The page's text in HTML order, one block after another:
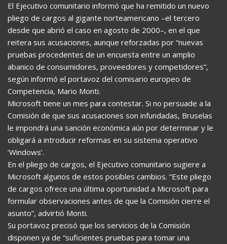
El Ejecutivo comunitario informó que ha remitido un nuevo
pliego de cargos al gigante norteamericano –el tercero
desde que abrió el caso en agosto de 2000–, en el que
reitera sus acusaciones, aunque reforzadas por “nuevas
pruebas procedentes de un encuesta entre un amplio
abanico de consumidores, proveedores y competidores”,
según informó el portavoz del comisario europeo de
Competencia, Mario Monti.
Microsoft tiene un mes para contestar. Si no persuade a la
Comisión de que sus acusaciones son infundadas, Bruselas
le impondrá una sanción económica aún por determinar y le
obligará a introducir reformas en su sistema operativo
‘Windows’.
En el pliego de cargos, el Ejecutivo comunitario sugiere a
Microsoft algunos de estos posibles cambios. “Este pliego
de cargos ofrece una última oportunidad a Microsoft para
formular observaciones antes de que la Comisión cierre el
asunto”, advirtió Monti.
Su portavoz precisó que los servicios de la Comisión
disponen ya de “suficientes pruebas para tomar una